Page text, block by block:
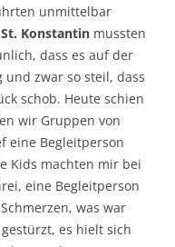
unmittelbar
St. Konstantin mussten
dass es auf der
zwar so steil, dass
schob. Heute schien
wir Gruppen von
eine Begleitperson
Kids machten mir bei
eine Begleitperson
was war
es hielt sich